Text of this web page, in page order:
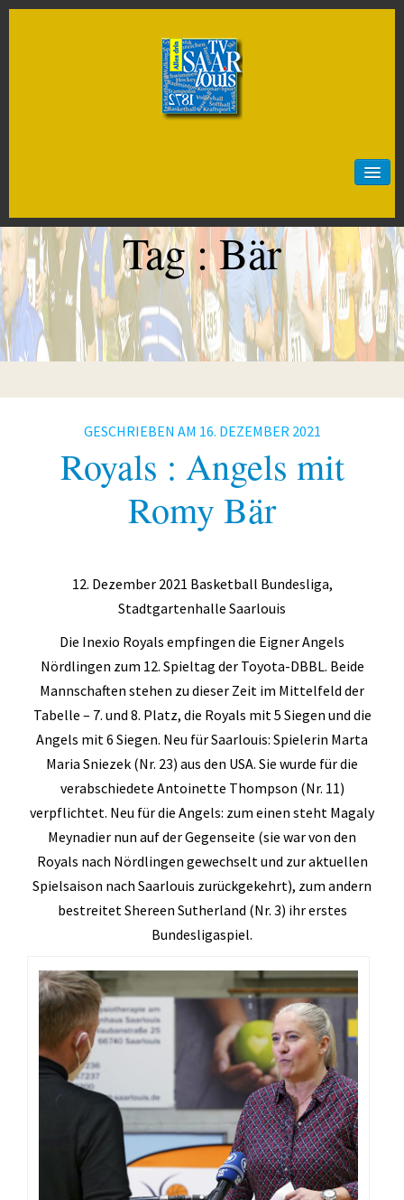
Sportarten
Artistik
Badminton
Baseball
Antara Age
Aqua-Jogging
Orthopädie – REHA
Tai Chi
Geräteturnen
Kletterknirpse
Kraft und Fitness
Leichtathletik
Schwimmen lernen
Seepferdchen
Schwimmer
Seniorensport
Sportabzeichen
Tag :Bär
GESCHRIEBEN AM 16. DEZEMBER 2021
Royals : Angels mit
Romy Bär
12. Dezember 2021 Basketball Bundesliga,
Stadtgartenhalle Saarlouis
Die Inexio Royals empfingen die Eigner Angels
Nördlingen zum 12. Spieltag der Toyota-DBBL. Beide
Mannschaften stehen zu dieser Zeit im Mittelfeld der
Tabelle – 7. und 8. Platz, die Royals mit 5 Siegen und die
Angels mit 6 Siegen. Neu für Saarlouis: Spielerin Marta
Maria Sniezek (Nr. 23) aus den USA. Sie wurde für die
verabschiedete Antoinette Thompson (Nr. 11)
verpflichtet. Neu für die Angels: zum einen steht Magaly
Meynadier nun auf der Gegenseite (sie war von den
Royals nach Nördlingen gewechselt und zur aktuellen
Spielsaison nach Saarlouis zurückgekehrt), zum andern
bestreitet Shereen Sutherland (Nr. 3) ihr erstes
Bundesligaspiel.